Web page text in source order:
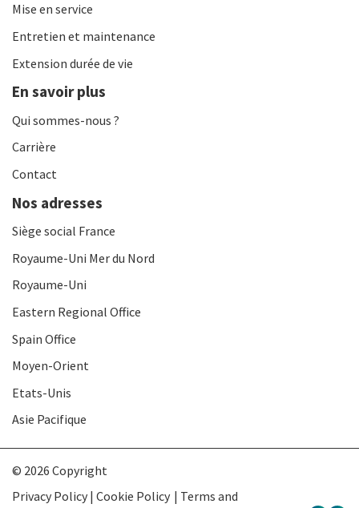
Mise en service
Entretien et maintenance
Extension durée de vie
En savoir plus
Qui sommes-nous ?
Carrière
Contact
Nos adresses
Siège social France
Royaume-Uni Mer du Nord
Royaume-Uni
Eastern Regional Office
Spain Office
Moyen-Orient
Etats-Unis
Asie Pacifique
© 2026 Copyright
Privacy Policy | Cookie Policy
Terms and